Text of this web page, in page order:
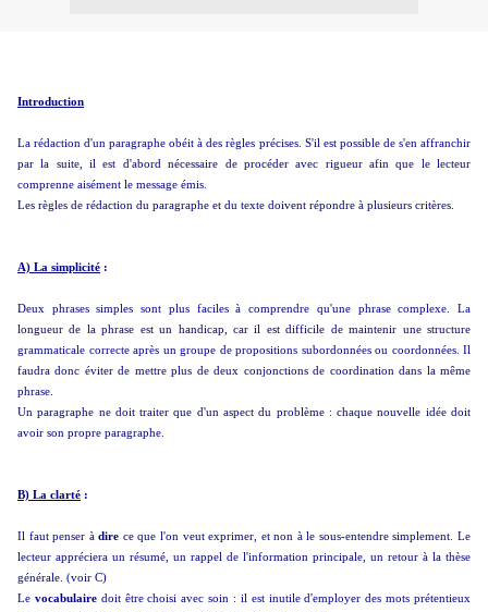
Introduction
La rédaction d'un paragraphe obéit à des règles précises. S'il est possible de s'en affranchir
par la suite, il est d'abord nécessaire de procéder avec rigueur afin que le lecteur
comprenne aisément le message émis.
Les règles de rédaction du paragraphe et du texte doivent répondre à plusieurs critères.
A) La simplicité :
Deux phrases simples sont plus faciles à comprendre qu'une phrase complexe. La
longueur de la phrase est un handicap, car il est difficile de maintenir une structure
grammaticale correcte après un groupe de propositions subordonnées ou coordonnées. Il
faudra donc éviter de mettre plus de deux conjonctions de coordination dans la même
phrase.
Un paragraphe ne doit traiter que d'un aspect du problème : chaque nouvelle idée doit
avoir son propre paragraphe.
B) La clarté :
Il faut penser àdire ce que l'on veut exprimer, et non à le sous-entendre simplement. Le
lecteur appréciera un résumé, un rappel de l'information principale, un retour à la thèse
générale. (voir C)
Le vocabulairedoit être choisi avec soin : il est inutile d'employer des mots prétentieux